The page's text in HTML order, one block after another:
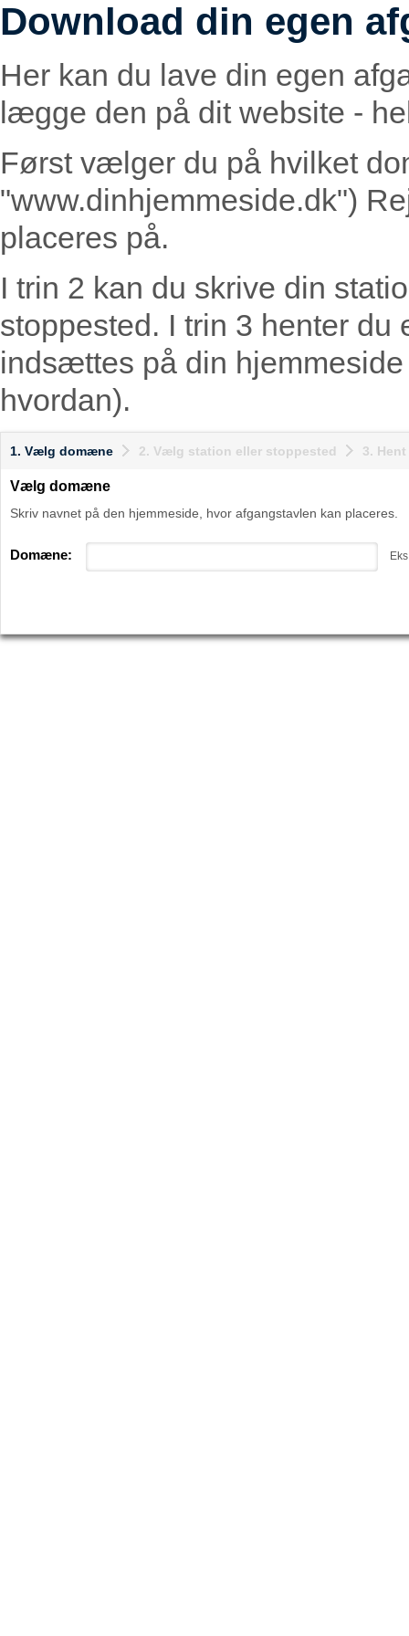
Download din egen
Her kan du lave din egen
lægge den på dit website -
Først vælger du på hvilket
"www.dinhjemmeside.dk")
placeres på.
I trin 2 kan du skrive din
stoppested. I trin 3 henter du
indsættes på din
hvordan).
1. Vælg domæne 2. Vælg station eller stoppested 3.
Vælg domæne
Skriv navnet på den hjemmeside, hvor afgangstavlen kan placeres.
Domæne: